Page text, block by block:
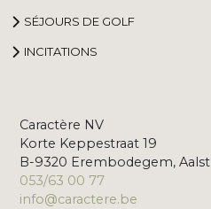
SÉJOURS DE GOLF
INCITATIONS
Caractère NV
Korte Keppestraat 19
B-9320 Erembodegem, Aalst
053/63 00 77
info@caractere.be